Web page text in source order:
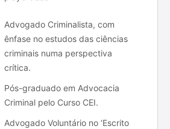
Advogado Criminalista, com
ênfase no estudos das ciências
criminais numa perspectiva
crítica.
Pós-graduado em Advocacia
Criminal pelo Curso CEI.
Advogado Voluntário no ‘Escrito